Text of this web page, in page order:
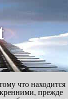
что находится
прежде